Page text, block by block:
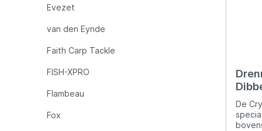
Evezet
van den Eynde
Faith Carp Tackle
FISH-XPRO
Flambeau
Fox
De